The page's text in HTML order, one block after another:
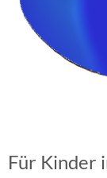
Für Kinder